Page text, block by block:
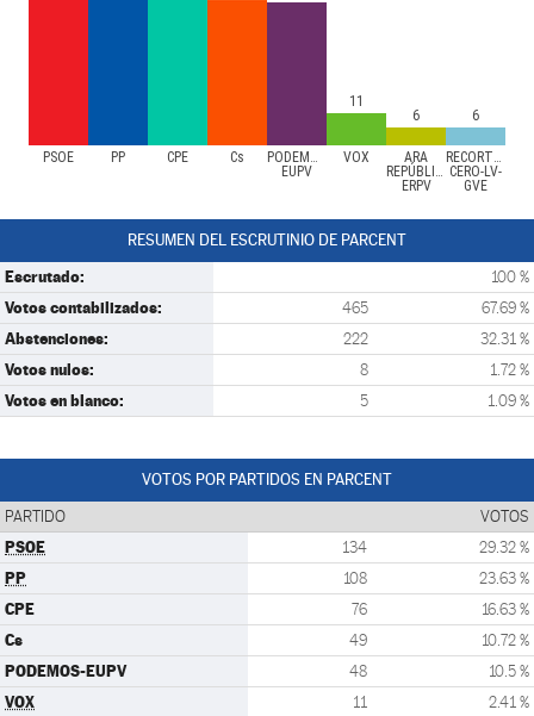
PSOE PP CPE Cs
PODEMOS-
EUPV
VOX
ARA
REPÚBLIQUES-
ERPV
RECORTES
CERO-LV-
GVE
11
6
6
RESUMEN DEL ESCRUTINIO DE PARCENT
Escrutado: 100 %
Votos contabilizados: 465 67.69 %
Abstenciones: 222 32.31 %
Votos nulos: 8 1.72 %
Votos en blanco: 5 1.09 %
VOTOS POR PARTIDOS EN PARCENT
PARTIDO VOTOS
PSOE 134 29.32 %
PP 108 23.63 %
CPE 76 16.63 %
Cs 49 10.72 %
PODEMOS-EUPV 48 10.5 %
VOX 11 2.41 %